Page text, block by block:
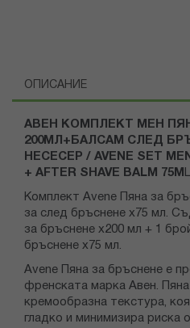
ОПИСАНИЕ
АВЕН КОМПЛЕКТ МЕН
200МЛ+БАЛСАМ СЛЕД
НЕСЕСЕР / AVENE SET
+ AFTER SHAVE BALM 75M L
Комплект Avene Пяна за
за след бръснене х75 мл.
за бръснене х200 мл + 1
бръснене х75 мл.
Avene Пяна за бръснене е
френската марка Авен.
кремообразна текстура,
гладко и минимизира риска